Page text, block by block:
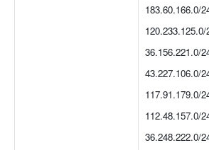
183.60.166.0/
120.233.125.0/
36.156.221.0/
43.227.106.0/
117.91.179.0/
112.48.157.0/
36.248.222.0/